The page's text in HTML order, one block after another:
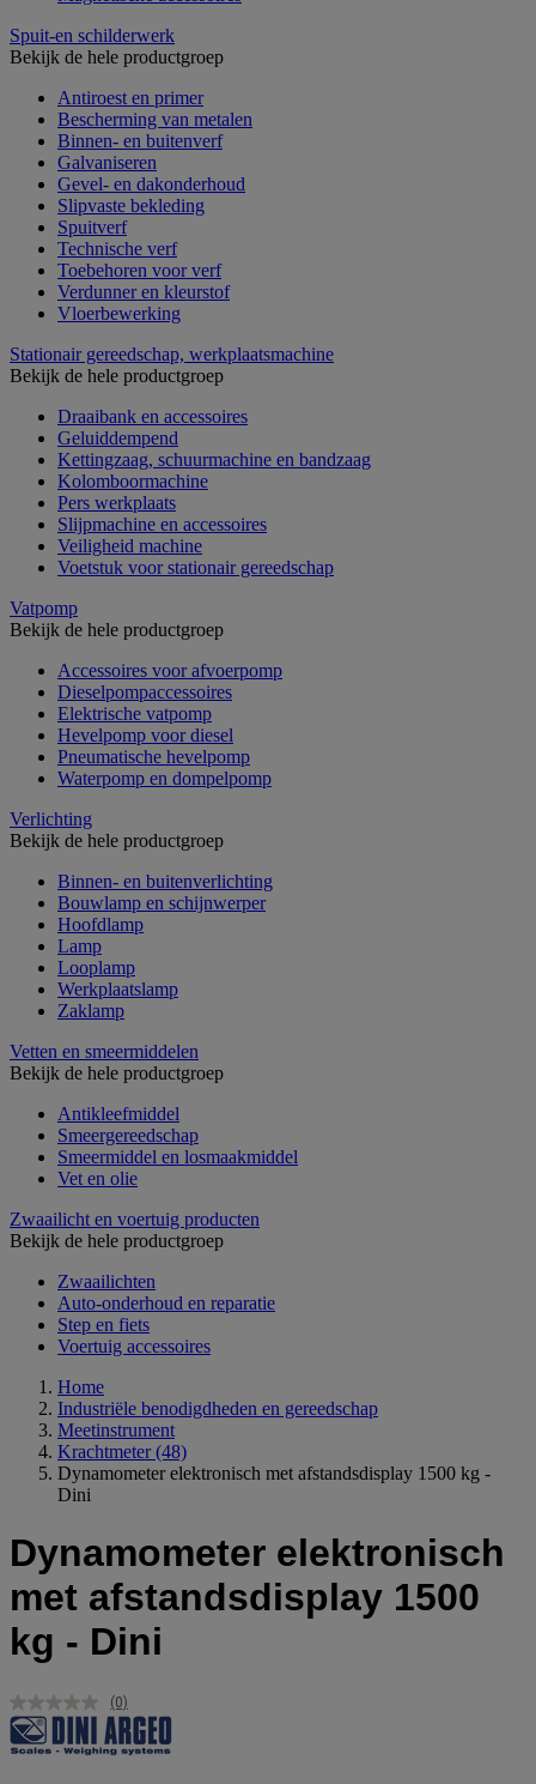
Spuit-en schilderwerk
Bekijk de hele productgroep
Antiroest en primer
Bescherming van metalen
Binnen- en buitenverf
Galvaniseren
Gevel- en dakonderhoud
Slipvaste bekleding
Spuitverf
Technische verf
Toebehoren voor verf
Verdunner en kleurstof
Vloerbewerking
Stationair gereedschap, werkplaatsmachine
Bekijk de hele productgroep
Draaibank en accessoires
Geluiddempend
Kettingzaag, schuurmachine en bandzaag
Kolomboormachine
Pers werkplaats
Slijpmachine en accessoires
Veiligheid machine
Voetstuk voor stationair gereedschap
Vatpomp
Bekijk de hele productgroep
Accessoires voor afvoerpomp
Dieselpompaccessoires
Elektrische vatpomp
Hevelpomp voor diesel
Pneumatische hevelpomp
Waterpomp en dompelpomp
Verlichting
Bekijk de hele productgroep
Binnen- en buitenverlichting
Bouwlamp en schijnwerper
Hoofdlamp
Lamp
Looplamp
Werkplaatslamp
Zaklamp
Vetten en smeermiddelen
Bekijk de hele productgroep
Antikleefmiddel
Smeergereedschap
Smeermiddel en losmaakmiddel
Vet en olie
Zwaailicht en voertuig producten
Bekijk de hele productgroep
Zwaailichten
Auto-onderhoud en reparatie
Step en fiets
Voertuig accessoires
Home
Industriële benodigdheden en gereedschap
Meetinstrument
Krachtmeter (48)
Dynamometer elektronisch met afstandsdisplay 1500 kg -
Dini
Dynamometer elektronisch
met afstandsdisplay 1500
kg - Dini
Geen
scorewaarde.
Dezelfde
(0)